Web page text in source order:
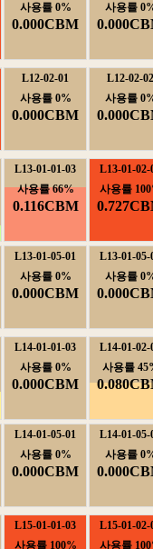
사용률0%
0.000CBM
사용률
L12-02-01
사용률0%
0.000CBM
L12-02-02
사용률
L13-01-01-03
사용률66%
0.116CBM
L13-01-02-
사용률
L13-01-05-01
사용률0%
0.000CBM
L13-01-05-
사용률
L14-01-01-03
사용률0%
0.000CBM
L14-01-02-
사용률
L14-01-05-01
사용률0%
0.000CBM
L14-01-05-
사용률
L15-01-01-03
사용률100%
L15-01-02-
사용률